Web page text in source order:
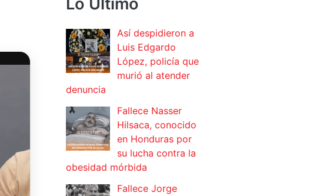
Lo Ultimo
Así despidieron a
Luis Edgardo
López, policía que
murió al atender
denuncia
Fallece Nasser
Hilsaca, conocido
en Honduras por
su lucha contra la
obesidad mórbida
Fallece Jorge